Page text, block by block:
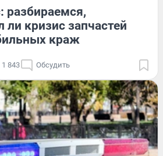
разбираемся,
ли кризис запчастей
краж
1 843 Обсудить